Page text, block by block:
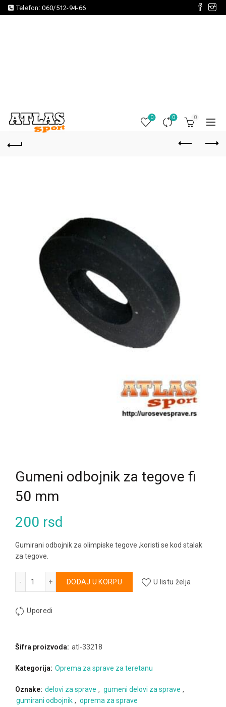
Telefon:060/512-94-66
0 0 0
Gumeni odbojnik za tegove fi
50 mm
200 rsd
Gumirani odbojnik za olimpiske tegove ,koristi se kod stalak
za tegove.
Gumeni odbojnik za tegove fi 50 mm količina
DODAJ U KORPU
Alternative:
U listu želja
Uporedi
Šifra proizvoda: atl-33218
Kategorija: Oprema za sprave za teretanu
Oznake: delovi za sprave , gumeni delovi za sprave ,
gumirani odbojnik , oprema za sprave